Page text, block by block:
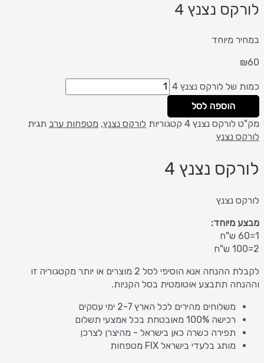
לורקס נצנץ 4
במחיר מיוחד
₪60
כמות של לורקס נצנץ 4
הוספה לסל
מק"ט לורקס נצנץ 4 קטגוריות לורקס נצנץ, מטפחות ערב תגית
לורקס נצנץ
לורקס נצנץ 4
לורקס נצנץ
מבצע מיוחד:
1=60 ש"ח
2=100 ש"ח
לקבלת ההנחה אנא הוסיפי לסל 2 מוצרים או יותר מקטגוריה זו
וההנחה תתבצע אוטומטית בסל הקניות.
משלוחים מהירים לכל הארץ 2-7 ימי עסקים
רכישה 100% מאובטחת בכל אמצעי תשלום
תפירה כשרה כאן בישראל - מהיצרן לצרכן
מותג בלעדי בישראל FIX מטפחות